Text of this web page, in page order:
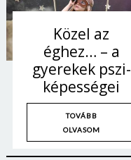
Közel az
éghez… – a
gyerekek pszi-
képességei
TOVÁBB
OLVASOM